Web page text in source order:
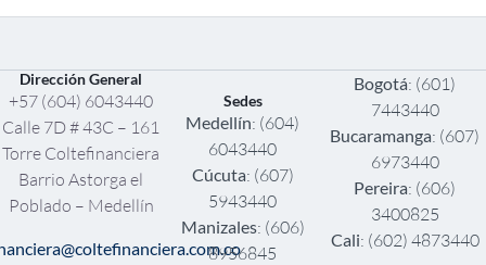
Dirección General
+57 (604) 6043440
Calle 7D # 43C – 161
Torre Coltefinanciera
Barrio Astorga el
Poblado – Medellín
Sedes
Medellín: (604)
6043440
Cúcuta: (607)
5943440
Manizales: (606)
8956845
Bogotá: (601)
7443440
Bucaramanga: (607)
6973440
Pereira: (606)
3400825
Cali: (602) 4873440